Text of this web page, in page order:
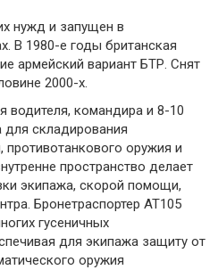
нужд и запущен в
В 1980-е годы британская
армейский вариант БТР. Снят
2000-х.
водителя, командира и 8-10
для складирования
оружия и
пространство делает
экипажа, скорой помощи,
Бронетраспортер AT105
гусеничных
для экипажа защиту от
оружия